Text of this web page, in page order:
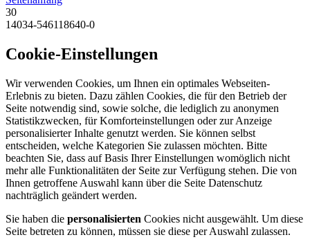
30
14034-546118640-0
Cookie-Einstellungen
Wir verwenden Cookies, um Ihnen ein optimales Webseiten-
Erlebnis zu bieten. Dazu zählen Cookies, die für den Betrieb der
Seite notwendig sind, sowie solche, die lediglich zu anonymen
Statistikzwecken, für Komforteinstellungen oder zur Anzeige
personalisierter Inhalte genutzt werden. Sie können selbst
entscheiden, welche Kategorien Sie zulassen möchten. Bitte
beachten Sie, dass auf Basis Ihrer Einstellungen womöglich nicht
mehr alle Funktionalitäten der Seite zur Verfügung stehen. Die von
Ihnen getroffene Auswahl kann über die Seite Datenschutz
nachträglich geändert werden.
Sie haben die personalisierten Cookies nicht ausgewählt. Um diese
Seite betreten zu können, müssen sie diese per Auswahl zulassen.